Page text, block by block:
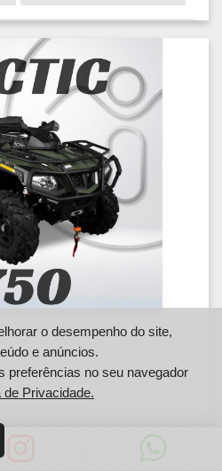
o desempenho do site,
e anúncios.
preferências no seu navegador
de Privacidade.